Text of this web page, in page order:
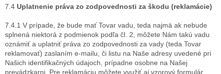
7.4 Uplatnenie práva zo zodpovednosti za škodu (reklamácie)
7.4.1 V prípade, že bude mať Tovar vadu, teda najmä ak nebude
splnená niektorá z podmienok podľa čl. 2, môžete Nám takú vadu
oznámiť a uplatniť práva zo zodpovednosti za vady (teda Tovar
reklamovať) zaslaním e-mailu, či listu na Naše adresy uvedené pri
Našich identifikačných údajoch, prípadne osobne na Našej
prevádzkarni. Pre reklamáciu môžete využiť aj vzorový formulár